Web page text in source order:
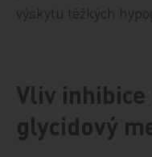
výskytu těžkých
Vliv inhibice
glycidový